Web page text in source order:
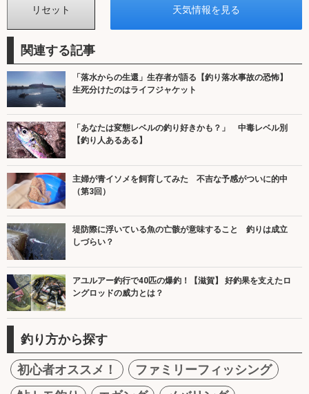
関連する記事
「落水からの生還」生存者が語る【釣り落水事故の恐怖】
生死分けたのはライフジャケット
「あなたは変態レベルの釣り好きかも？」 中毒レベル別
【釣り人あるある】
主婦が青イソメを飼育してみた 不吉な予感がついに的中
（第3回）
堤防際に浮いている魚の亡骸が意味すること 釣りは成立
しづらい？
アユルアー釣行で40匹の爆釣！【滋賀】 好釣果を支えたロ
ングロッドの威力とは？
釣り方から探す
初心者オススメ！
ファミリーフィッシング